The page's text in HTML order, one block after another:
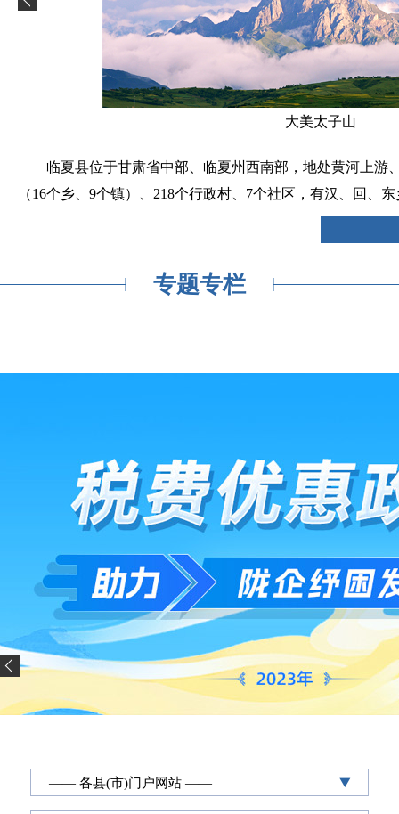
杏花迎山笑
临夏县位于甘肃省中部、临夏州西南部，地处黄河上游
（16个乡、9个镇）、218个行政村、7个社区，有汉、回、
专题专栏
—— 各县(市)门户网站 ——